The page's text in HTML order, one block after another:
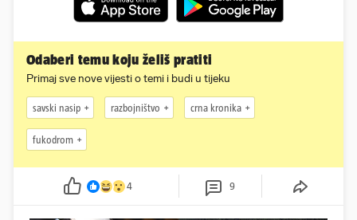
Odaberi temu koju želiš pratiti
Primaj sve nove vijesti o temi i budi u tijeku
savski nasip razbojništvo crna kronika
fukodrom
4 9